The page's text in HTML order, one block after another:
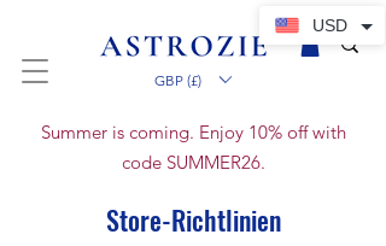
GBP (£)
Summer is coming. Enjoy 10% off with
code SUMMER26.
Store-Richtlinien
USD